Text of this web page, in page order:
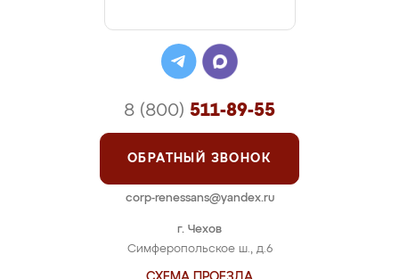
г. Чехов
Симферопольское ш., д.6
8 (800) 511-89-55
ОБРАТНЫЙ ЗВОНОК
corp-renessans@yandex.ru